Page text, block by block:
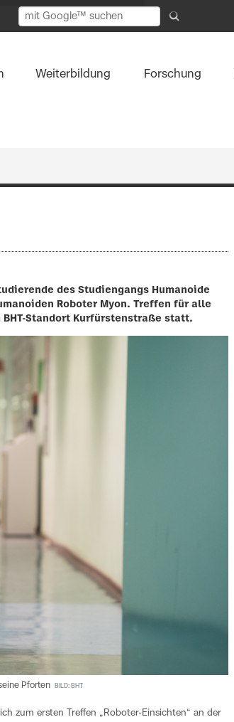
Weiterbildung Forschung
des Studiengangs Humanoide
Roboter Myon. Treffen für alle
Standort Kurfürstenstraße statt.
Pforten BILD: BHT
zum ersten Treffen „Roboter-Einsichten“ an der